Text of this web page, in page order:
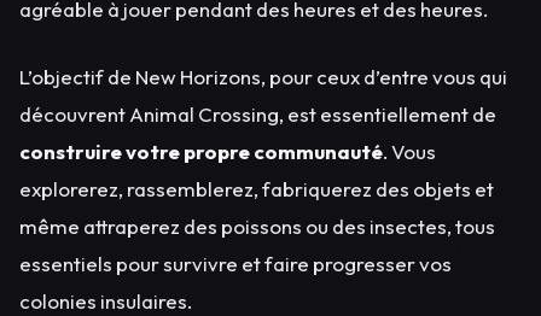
agréable à jouer pendant des heures et des heures.
L’objectif de New Horizons, pour ceux d’entre vous qui
découvrent Animal Crossing, est essentiellement de
construire votre propre communauté. Vous
explorerez, rassemblerez, fabriquerez des objets et
même attraperez des poissons ou des insectes, tous
essentiels pour survivre et faire progresser vos
colonies insulaires.